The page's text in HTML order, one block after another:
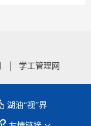
学工管理网
湖油“视”界